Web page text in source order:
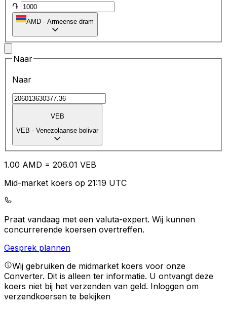
֏
AMD - Armeense dram
Naar
Naar
VEB
VEB - Venezolaanse bolivar
1.00 AMD = 206.01 VEB
Mid-market koers op 21:19 UTC
Praat vandaag met een valuta-expert. Wij kunnen
concurrerende koersen overtreffen.
Gesprek plannen
Wij gebruiken de midmarket koers voor onze
Converter. Dit is alleen ter informatie. U ontvangt deze
koers niet bij het verzenden van geld. Inloggen om
verzendkoersen te bekijken